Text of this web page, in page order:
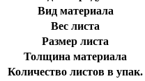
Вид материала
Вес листа
Размер листа
Толщина материала
Количество листов в упак.